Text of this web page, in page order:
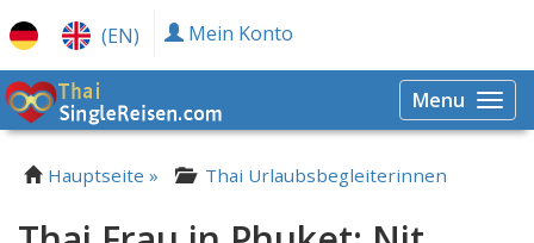
(EN) Mein Konto
Menu
Hauptseite » Thai Urlaubsbegleiterinnen